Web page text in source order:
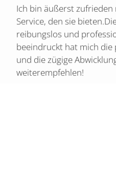
Ich bin äußerst
Service, den sie
reibungslos und
beeindruckt hat mich
und die zügige
weiterempfehlen!